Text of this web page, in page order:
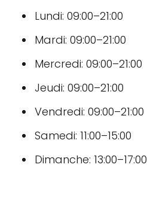
Lundi: 09:00–21:00
Mardi: 09:00–21:00
Mercredi: 09:00–21:00
Jeudi: 09:00–21:00
Vendredi: 09:00–21:00
Samedi: 11:00–15:00
Dimanche: 13:00–17:00